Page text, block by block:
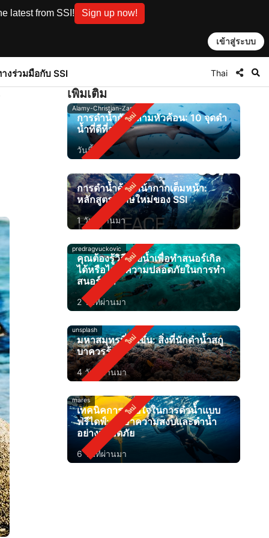
latest from SSI! Sign up now!
เข้าสู่ระบบ
งร่วมมือกับ SSI Thai
เพิ่มเติม
Alamy-Christian-Zappel
การดำน้ำกับฉลามหัวค้อน: 10 จุดดำ
น้ำที่ดีที่สุด
วันนี้
การดำน้ำด้วยหน้ากากเต็มหน้า:
หลักสูตรพิเศษใหม่ของ SSI
1 วันที่ผ่านมา
predragvuckovic
คุณต้องรู้วิธีว่ายน้ำเพื่อทำสนอร์เกิล
ได้หรือไม่? ความปลอดภัยในการทำ
สนอร์เกิล
2 วันที่ผ่านมา
unsplash
มหาสมุทรที่อุ่นขึ้น: สิ่งที่นักดำน้ำสกู
บาควรรู้
4 วันที่ผ่านมา
mares
เทคนิคการหายใจในการดำน้ำแบบ
ฟรีไดฟ์: รักษาความสงบและดำน้ำ
อย่างปลอดภัย
6 วันที่ผ่านมา